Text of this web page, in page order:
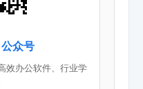
众号
效办公软件、行业学